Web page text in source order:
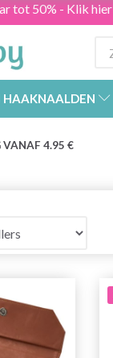
tot 50% - Klik hier
HAAKNAALDEN
VANAF 4.95 €